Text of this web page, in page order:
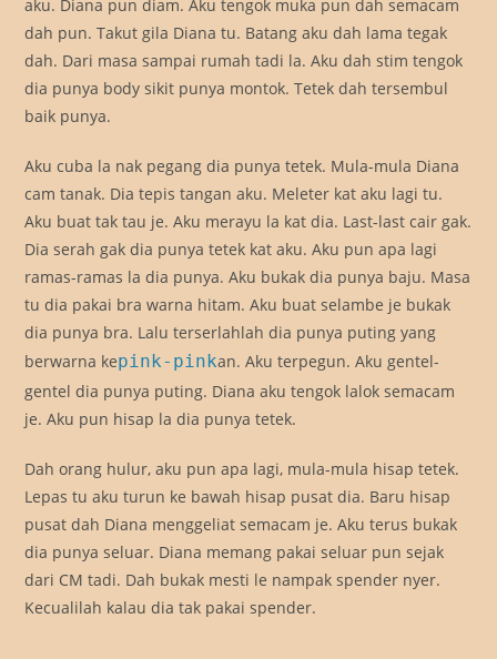
aku. Diana pun diam. Aku tengok muka pun dah semacam
dah pun. Takut gila Diana tu. Batang aku dah lama tegak
dah. Dari masa sampai rumah tadi la. Aku dah stim tengok
dia punya body sikit punya montok. Tetek dah tersembul
baik punya.
Aku cuba la nak pegang dia punya tetek. Mula-mula Diana
cam tanak. Dia tepis tangan aku. Meleter kat aku lagi tu.
Aku buat tak tau je. Aku merayu la kat dia. Last-last cair gak.
Dia serah gak dia punya tetek kat aku. Aku pun apa lagi
ramas-ramas la dia punya. Aku bukak dia punya baju. Masa
tu dia pakai bra warna hitam. Aku buat selambe je bukak
dia punya bra. Lalu terserlahlah dia punya puting yang
berwarna kepink-pinkan. Aku terpegun. Aku gentel-
gentel dia punya puting. Diana aku tengok lalok semacam
je. Aku pun hisap la dia punya tetek.
Dah orang hulur, aku pun apa lagi, mula-mula hisap tetek.
Lepas tu aku turun ke bawah hisap pusat dia. Baru hisap
pusat dah Diana menggeliat semacam je. Aku terus bukak
dia punya seluar. Diana memang pakai seluar pun sejak
dari CM tadi. Dah bukak mesti le nampak spender nyer.
Kecualilah kalau dia tak pakai spender.